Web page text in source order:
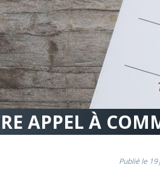
APPEL À
Publié le